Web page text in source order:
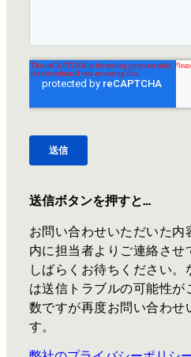
送信ボタンを押すと…
お問い合わせいただいた内
内に担当者よりご連絡させ
しばらくお待ちください
は送信トラブルの可能性
数ですが再度お問い合わ
す。